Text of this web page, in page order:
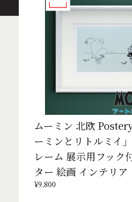
ムーミン 北欧
ーミンとリトルミイ
レーム 展示用フック
ター 絵画 インテリア
¥9,800